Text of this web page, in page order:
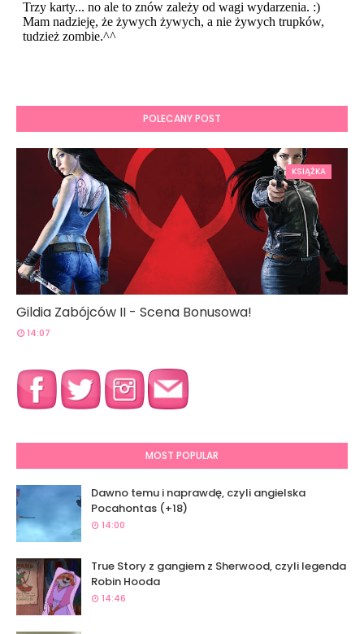
POLECANY POST
KSIĄŻKA
Gildia Zabójców II - Scena Bonusowa!
14:07
MOST POPULAR
Dawno temu i naprawdę, czyli angielska
Pocahontas (+18)
14:00
True Story z gangiem z Sherwood, czyli legenda
Robin Hooda
14:46